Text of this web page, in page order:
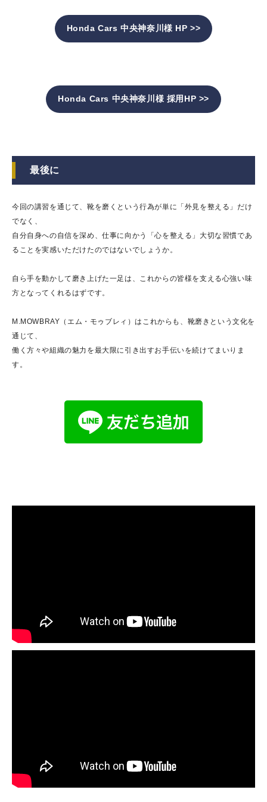
Honda Cars 中央神奈川様 HP >>
Honda Cars 中央神奈川様 採用HP >>
最後に
今回の講習を通じて、靴を磨くという行為が単に「外見を整える」だけ
でなく、
自分自身への自信を深め、仕事に向かう「心を整える」大切な習慣であ
ることを実感いただけたのではないでしょうか。
自ら手を動かして磨き上げた一足は、これからの皆様を支える心強い味
方となってくれるはずです。
M.MOWBRAY（エム・モゥブレィ）はこれからも、靴磨きという文化を
通じて、
働く方々や組織の魅力を最大限に引き出すお手伝いを続けてまいりま
す。